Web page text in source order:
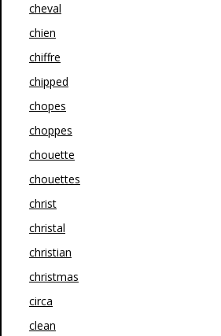
cheval
chien
chiffre
chipped
chopes
choppes
chouette
chouettes
christ
christal
christian
christmas
circa
clean